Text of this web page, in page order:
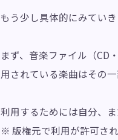
もう少し具体的にみていき
まず、音楽ファイル（CD
用されている楽曲はその
利用するためには自分、
※ 版権元で利用が許可さ